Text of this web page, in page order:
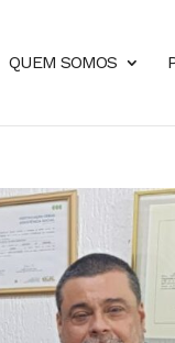
QUEM SOMOS